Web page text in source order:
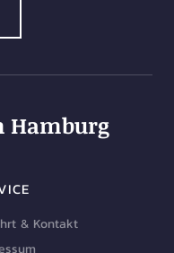
Hamburg
& Kontakt